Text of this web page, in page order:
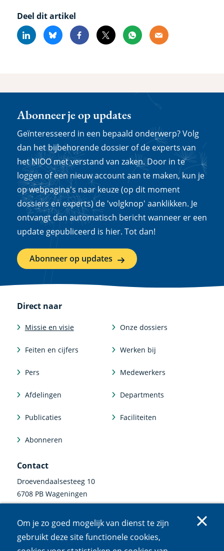
Om je zo goed mogelijk van dienst te zijn
gebruikt deze site functionele cookies,
Deel dit artikel
LinkedinBlueskyFacebook
X Whatsapp
Email
Abonneer je op updates
Geïnteresseerd in een bepaald onderwerp? Volg
dan het bijbehorende dossier of de experts van
het NIOO met verstand van zaken. Door in te
loggen of een nieuw account aan te maken, kun je
op webpagina's naar keuze (op dit moment
dossiers en experts) de 'volgknop' aanklikken. Je
ontvangt dan automatisch bericht wanneer er een
update gepubliceerd is hier. Tot dan!
Abonneer op updates
Direct naar
Missie en visie Onze dossiers
Feiten en cijfers Werken bij
Pers Medewerkers
Afdelingen Departments
Publicaties Faciliteiten
Abonneren
Contact
Droevendaalsesteeg 10
6708 PB Wageningen
communicatie@nioo.knaw.nl